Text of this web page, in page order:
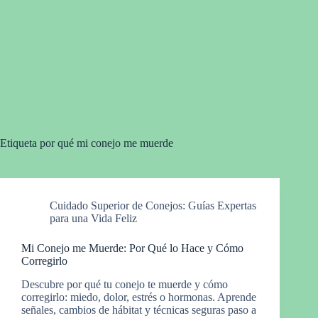
Etiqueta por qué mi conejo me muerde
Cuidado Superior de Conejos: Guías Expertas
para una Vida Feliz
Mi Conejo me Muerde: Por Qué lo Hace y Cómo
Corregirlo
Descubre por qué tu conejo te muerde y cómo
corregirlo: miedo, dolor, estrés o hormonas. Aprende
señales, cambios de hábitat y técnicas seguras paso a